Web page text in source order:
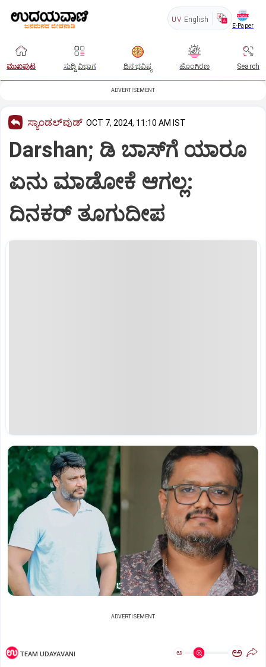
UV English
E-Paper
ಮುಖಪುಟ ಸುದ್ದಿ ವಿಭಾಗ ದಿನ ಭವಿಷ್ಯ ಹೊಂಗಿರಣ Search
ADVERTISEMENT
ಸ್ಯಾಂಡಲ್‌ವುಡ್‌ OCT 7, 2024, 11:10 AM IST
Darshan; ಡಿ ಬಾಸ್‌ಗೆ ಯಾರೂ
ಏನು ಮಾಡೋಕೆ ಆಗಲ್ಲ:
ದಿನಕರ್‌ ತೂಗುದೀಪ
ADVERTISEMENT
TEAM UDAYAVANI ಅ ಅ